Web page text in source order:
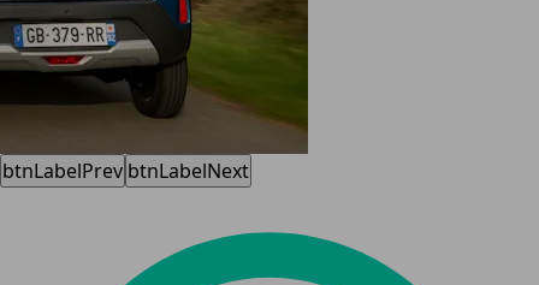
btnLabelPrev btnLabelNext